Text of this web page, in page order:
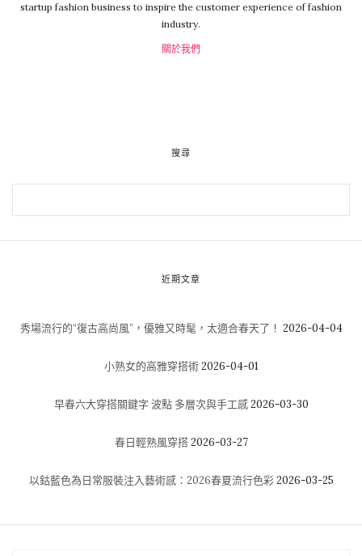
startup fashion business to inspire the customer experience of fashion
industry.
關於我們
搜尋
近期文章
秀場流行的“復古高尚風”，優雅又時髦，太適合春天了！ 2026-04-04
小熟女的高雅穿搭術 2026-04-01
早春六大穿搭關鍵字 波點 多層次與手工感 2026-03-30
春日輕熟風穿搭 2026-03-27
以鈷藍色為日常服裝注入藝術感：2026春夏流行色彩 2026-03-25